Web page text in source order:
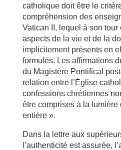
catholique doit être le
compréhension des
Vatican II, lequel à son
aspects de la vie et de la
implicitement présents en
formulés. Les affirmations
du Magistère Pontifical
relation entre l’Église
confessions chrétiennes
être comprises à la lumière
entière ».
Dans la lettre aux
l’authenticité est assurée,